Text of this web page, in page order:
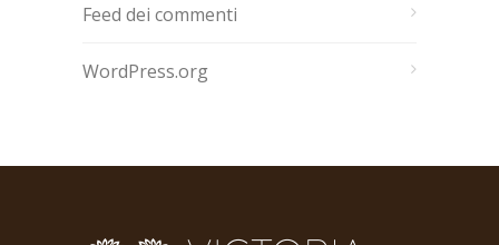
Feed dei commenti
WordPress.org